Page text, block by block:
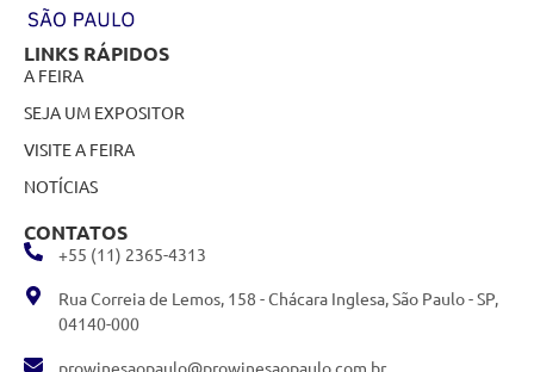
LINKS RÁPIDOS
A FEIRA
SEJA UM EXPOSITOR
VISITE A FEIRA
NOTÍCIAS
+55 (11) 2365-4313
Rua Correia de Lemos, 158 - Chácara Inglesa, São Paulo - SP,
04140-000
prowinesaopaulo@prowinesaopaulo.com.br
CONTATOS